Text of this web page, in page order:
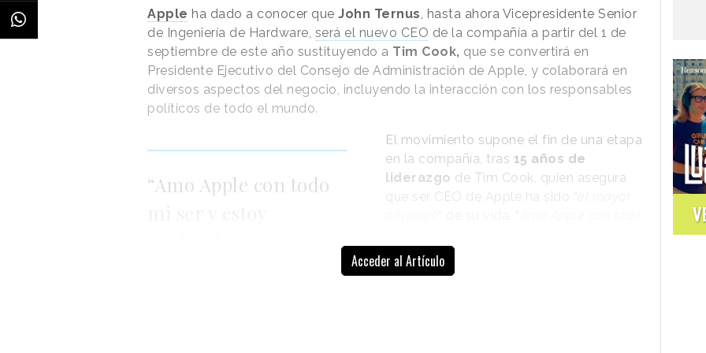
Con esta propuesta, Cruzcamporefuerza su posicionamiento en torno al
“acento” como territorio creativo, utilizando la música y la cultura popular como
vehículo para construir relevancia y conexión con nuevas audiencias, sin
renunciar a su vínculo con la tradición.
Apple ha dado a conocer que John Ternus, hasta ahora Vicepresidente Senior
de Ingeniería de Hardware, será el nuevo CEO de la compañía a partir del 1 de
septiembre de este año sustituyendo a Tim Cook, que se convertirá en
Presidente Ejecutivo del Consejo de Administración de Apple, y colaborará en
diversos aspectos del negocio, incluyendo la interacción con los responsables
políticos de todo el mundo.
“Amo Apple con todo
El movimiento supone el fin de una etapa
en la compañía, tras 15 años de
liderazgo de Tim Cook, quien asegura
que ser CEO de Apple ha sido “
por haber tenido la oportunidad de
trabajar con un equipo de personas tan
Acceder al Artículo